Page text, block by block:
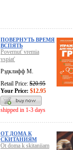
ПОВЕРНУТЬ ВРЕМЯ
ВСПЯТЬ
Povernut' vremia
vspiat'
Рэдклифф М.
Retail Price: $20.95
Your Price: $12.95
shipped in 1-3 days
ОТ ДОМА К
СКИТАНИЯМ
Ot doma k skitaniiam